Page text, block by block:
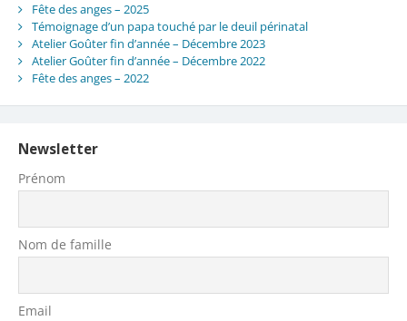
Fête des anges – 2025
Témoignage d’un papa touché par le deuil périnatal
Atelier Goûter fin d’année – Décembre 2023
Atelier Goûter fin d’année – Décembre 2022
Fête des anges – 2022
Newsletter
Prénom
Nom de famille
Email